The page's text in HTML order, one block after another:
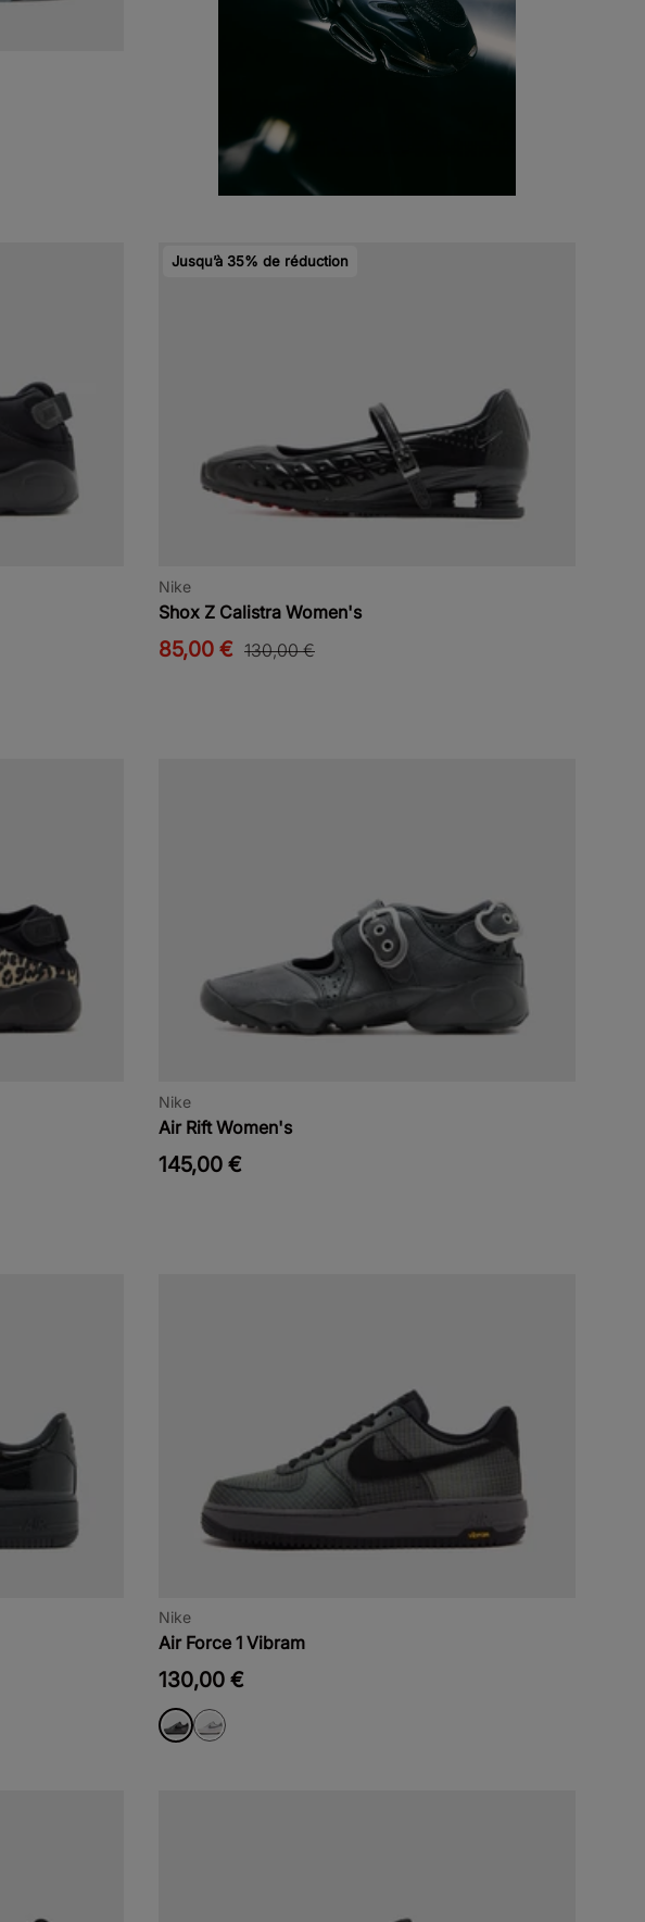
Jusqu’à 35% de réduction
Nike
Shox Z Calistra Women's
85,00 € 130,00 €
Nike
Air Rift Women's
145,00 €
Nike
Air Force 1 Vibram
130,00 €